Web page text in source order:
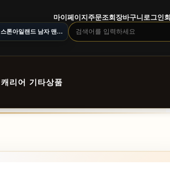
마이페이지 주문조회 장바구니 로그인
스톤아일랜드 남자 맨투맨
캐리어 기타상품